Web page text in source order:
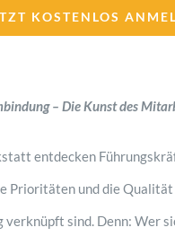
KOSTENLOS
– Die Kunst des
entdecken
Prioritäten und die
sind. Denn: Wer